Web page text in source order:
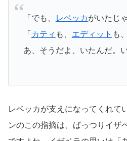
「でも、 レベッカがいたじ
「 カティ も、 エディット も
あ、そうだよ、いたんだ。
レベッカが支えになってくれて
ンのこの指摘は、ばっつりイザ